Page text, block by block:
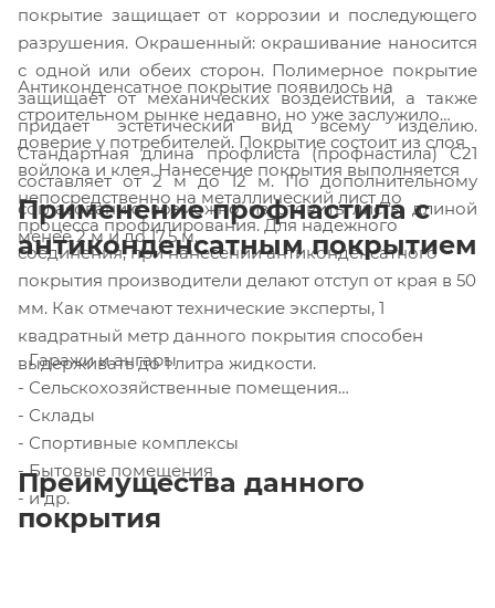
покрытие защищает от коррозии и последующего
разрушения. Окрашенный: окрашивание наносится
с одной или обеих сторон. Полимерное покрытие
защищает от механических воздействий, а также
придает эстетический вид всему изделию.
Стандартная длина профлиста (профнастила) С21
составляет от 2 м до 12 м. По дополнительному
согласованию возможно изготовить листы длиной
менее 2 м и до 17,5 м.
Антиконденсатное покрытие появилось на
строительном рынке недавно, но уже заслужило
доверие у потребителей. Покрытие состоит из слоя
войлока и клея. Нанесение покрытия выполняется
непосредственно на металлический лист до
процесса профилирования. Для надежного
соединения, при нанесении антиконденсатного
покрытия производители делают отступ от края в 50
мм. Как отмечают технические эксперты, 1
квадратный метр данного покрытия способен
выдерживать до 1 литра жидкости.
Применение профнастила с
антиконденсатным покрытием
- Гаражи и ангары
- Сельскохозяйственные помещения
- Склады
- Спортивные комплексы
- Бытовые помещения
- и др.
Преимущества данного
покрытия